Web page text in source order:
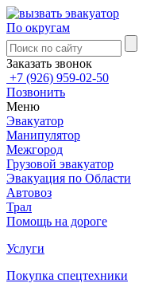
По округам
Заказать звонок
+7 (926) 959-02-50
Позвонить
Меню
Эвакуатор
Манипулятор
Межгород
Грузовой эвакуатор
Эвакуация по Области
Автовоз
Трал
Помощь на дороге
Услуги
Покупка спецтехники